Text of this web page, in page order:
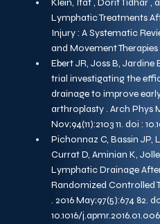
Klein, Ifat , Dorit Tidhar ,
Lymphatic Treatments
Injury : A Systematic
and Movement Therapies
Ebert JR, Joss B,
trial investigating the
drainage to improve
arthroplasty . Arch Phys
Nov;94(11):2103 11. doi :
Pichonnaz C, Bassin JP,
Currat D, Aminian K,
Lymphatic Drainage
Randomized Controlled
. 2016 May;97(5):674 82.
10.1016/